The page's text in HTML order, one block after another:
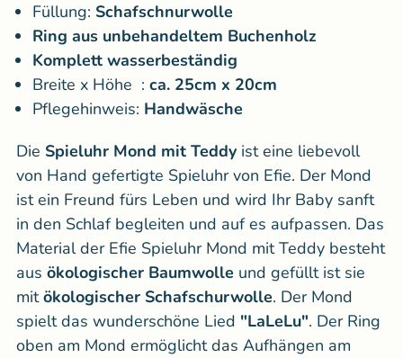
Füllung: Schafschnurwolle
Ring aus unbehandeltem Buchenholz
Komplett wasserbeständig
Breite x Höhe : ca. 25cm x 20cm
Pflegehinweis: Handwäsche
Die Spieluhr Mond mit Teddy ist eine liebevoll
von Hand gefertigte Spieluhr von Efie. Der Mond
ist ein Freund fürs Leben und wird Ihr Baby sanft
in den Schlaf begleiten und auf es aufpassen. Das
Material der Efie Spieluhr Mond mit Teddy besteht
aus ökologischer Baumwolle und gefüllt ist sie
mitökologischer Schafschurwolle. Der Mond
spielt das wunderschöne Lied "LaLeLu". Der Ring
oben am Mond ermöglicht das Aufhängen am